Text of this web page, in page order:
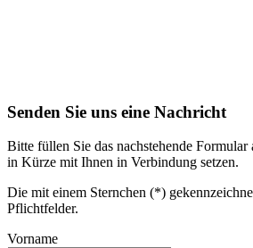
Senden Sie uns eine Nachricht
Bitte füllen Sie das nachstehende
in Kürze mit Ihnen in Verbindung setzen.
Die mit einem Sternchen (*)
Pflichtfelder.
Vorname